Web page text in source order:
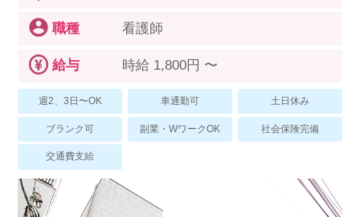
その他のお問い合わせ
採用担当者様はこちら
キャリアスマイルとは
スマイルカのsmileコラム
FAQ
紹介会社を使うメリットについて
職種 看護師
給与 時給 1,800円 〜
週2、3日〜OK 車通勤可 土日休み
ブランク可 副業・WワークOK 社会保険完備
交通費支給